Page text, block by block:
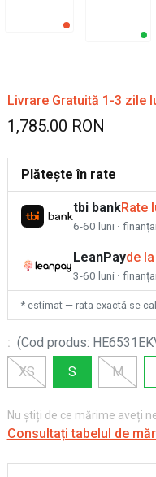
Livrare Gratuită 1-3 zile
1,785.00 RON
Plătește în rate
tbi bankRate
6-60 luni ·
LeanPayde
3-60 luni ·
* estimat — rata exactă se
: (Cod produs:
XS
S M
Nu știți de ce mărime aveți
Consultați tabelul de